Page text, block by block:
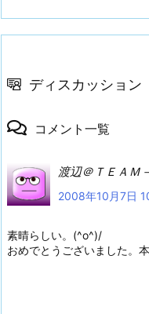
ディスカッション
コメント一覧
渡辺＠ＴＥＡＭ
2008年10月7日
素晴らしい。(^o^)/
おめでとうございました。